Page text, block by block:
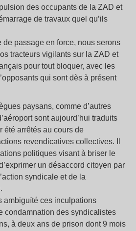
des occupants de la ZAD et
de travaux quel qu’ils
de passage en force, nous serons
tracteurs vigilants sur la ZAD et
pour tout bloquer, avec les
qui sont dès à présent
paysans, comme d’autres
sont aujourd’hui traduits
été arrêtés au cours de
revendicatives collectives. Il
politiques visant à briser le
un désaccord citoyen par
syndicale et de la
ambiguïté ces inculpations
condamnation des syndicalistes
à deux ans de prison dont 9 mois